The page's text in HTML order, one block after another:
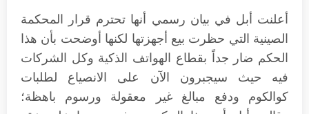
أعلنت أبل في بيان رسمي أنها تحترم قرار المحكمة
الصينية التي حظرت بيع أجهزتها لكنها أوضحت بأن هذا
الحكم ضار جداً بقطاع الهواتف الذكية وكل الشركات
فيه حيث سيجبرون الآن على الانصياع لطلبات
كوالكوم ودفع مبالغ غير معقولة ورسوم باهظة؛